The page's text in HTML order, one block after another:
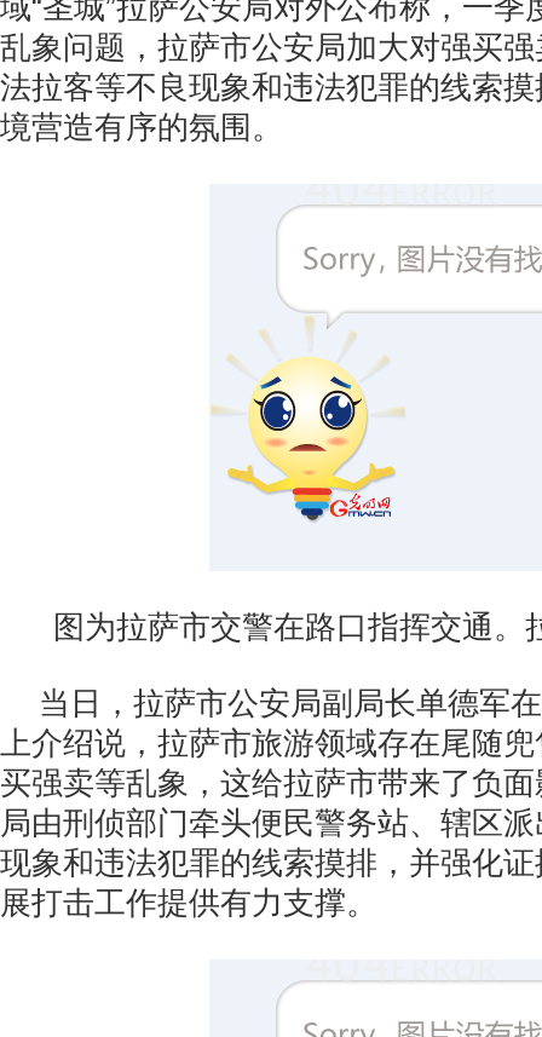
域“圣城”拉萨公安局对外公布称，一季
乱象问题，拉萨市公安局加大对强买
法拉客等不良现象和违法犯罪的线索
境营造有序的氛围。
图为拉萨市交警在路口指挥交通。
当日，拉萨市公安局副局长单德军
上介绍说，拉萨市旅游领域存在尾随
买强卖等乱象，这给拉萨市带来了负
局由刑侦部门牵头便民警务站、辖区
现象和违法犯罪的线索摸排，并强化
展打击工作提供有力支撑。